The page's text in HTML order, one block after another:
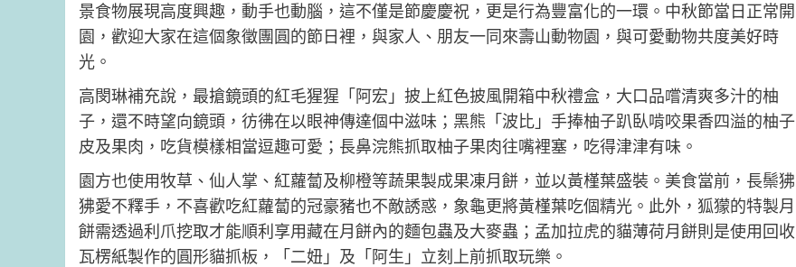
景食物展現高度興趣，動手也動腦，這不僅是節慶慶祝，更是行為豐富化的一環。中秋節當日正常開
園，歡迎大家在這個象徵團圓的節日裡，與家人、朋友一同來壽山動物園，與可愛動物共度美好時
光。
高閔琳補充說，最搶鏡頭的紅毛猩猩「阿宏」披上紅色披風開箱中秋禮盒，大口品嚐清爽多汁的柚
子，還不時望向鏡頭，彷彿在以眼神傳達個中滋味；黑熊「波比」手捧柚子趴臥啃咬果香四溢的柚子
皮及果肉，吃貨模樣相當逗趣可愛；長鼻浣熊抓取柚子果肉往嘴裡塞，吃得津津有味。
園方也使用牧草、仙人掌、紅蘿蔔及柳橙等蔬果製成果凍月餅，並以黃槿葉盛裝。美食當前，長鬃狒
狒愛不釋手，不喜歡吃紅蘿蔔的冠豪豬也不敵誘惑，象龜更將黃槿葉吃個精光。此外，狐獴的特製月
餅需透過利爪挖取才能順利享用藏在月餅內的麵包蟲及大麥蟲；孟加拉虎的貓薄荷月餅則是使用回收
瓦楞紙製作的圓形貓抓板，「二妞」及「阿生」立刻上前抓取玩樂。